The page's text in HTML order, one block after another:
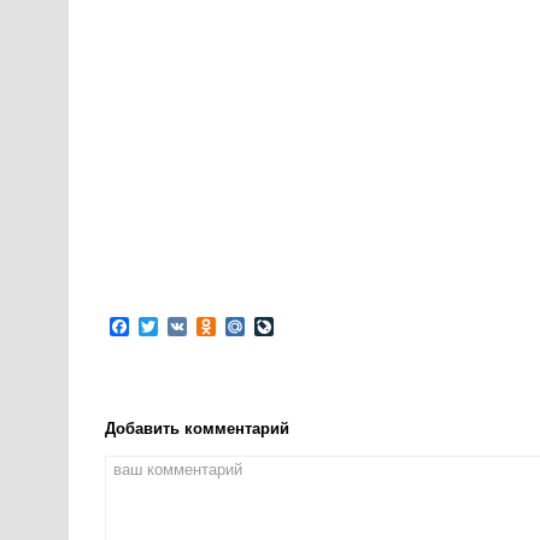
Facebook
Twitter
VK Odnoklassniki
Mail.Ru
Добавить комментарий